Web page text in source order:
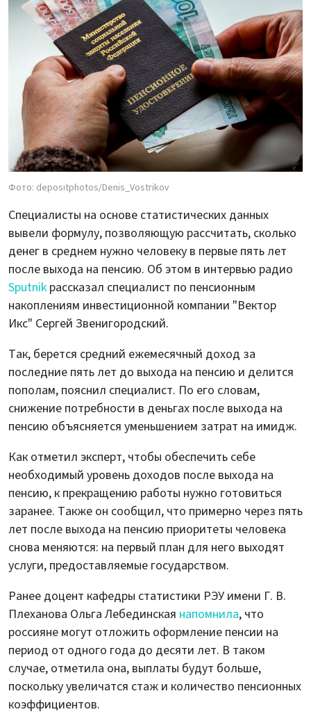
Фото: depositphotos/Denis_Vostrikov
Специалисты на основе статистических данных
вывели формулу, позволяющую рассчитать, сколько
денег в среднем нужно человеку в первые пять лет
после выхода на пенсию. Об этом в интервью радио
Sputnik рассказал специалист по пенсионным
накоплениям инвестиционной компании "Вектор
Икс" Сергей Звенигородский.
Так, берется средний ежемесячный доход за
последние пять лет до выхода на пенсию и делится
пополам, пояснил специалист. По его словам,
снижение потребности в деньгах после выхода на
пенсию объясняется уменьшением затрат на имидж.
Как отметил эксперт, чтобы обеспечить себе
необходимый уровень доходов после выхода на
пенсию, к прекращению работы нужно готовиться
заранее. Также он сообщил, что примерно через пять
лет после выхода на пенсию приоритеты человека
снова меняются: на первый план для него выходят
услуги, предоставляемые государством.
Ранее доцент кафедры статистики РЭУ имени Г. В.
Плеханова Ольга Лебединская напомнила, что
россияне могут отложить оформление пенсии на
период от одного года до десяти лет. В таком
случае, отметила она, выплаты будут больше,
поскольку увеличатся стаж и количество пенсионных
коэффициентов.